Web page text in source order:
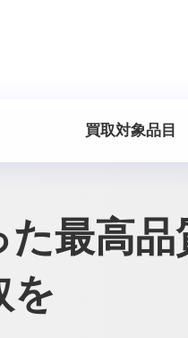
買取対象品目
た最高品
を